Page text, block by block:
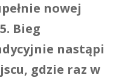
nowej
Bieg
nastąpi
gdzie raz w